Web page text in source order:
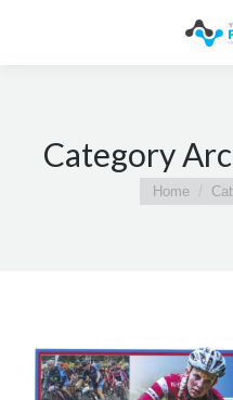
Category
You are here:
Home